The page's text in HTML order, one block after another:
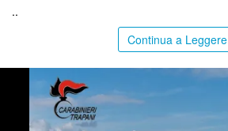
..
Continua a Leggere